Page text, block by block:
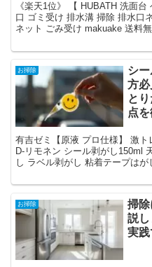
《楽天1位》 【 HUBATH 洗面
口 ゴミ受け 排水溝 掃除 排水口
ネット ごみ受け makuake 送料
お掃除
シ
方
と
点
有吉ゼミ【原液 プロ仕様】 激
D-リモネン シール剥がし150ml
し ラベル剥がし 粘着テープはが
お掃除
掃
説
実